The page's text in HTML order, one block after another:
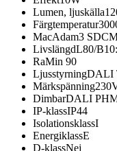
Lumen, ljuskälla
Färgtemperatur
MacAdam3
LivslängdL80/
RaMin 90
LjusstyrningDALI
Märkspänning
DimbarDALI
IP-klassIP44
IsolationsklassI
EnergiklassE
D-klassNej